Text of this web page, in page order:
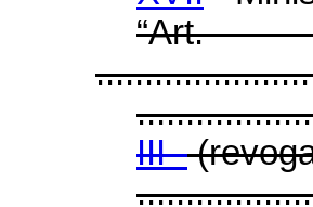
III -